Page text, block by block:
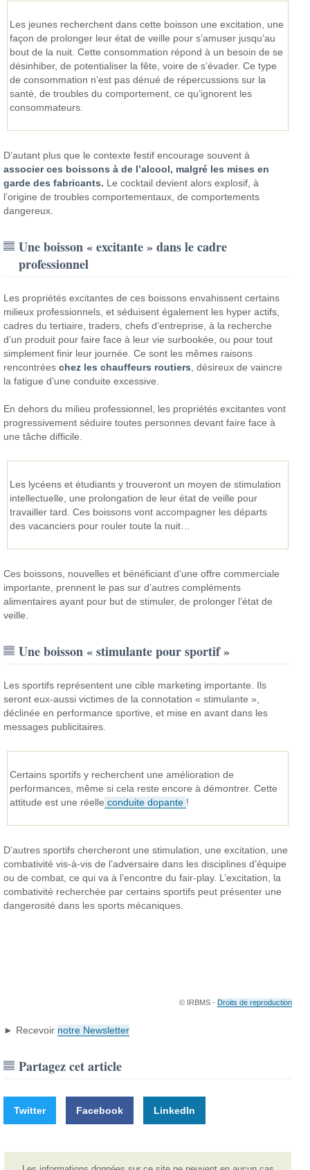
Les jeunes recherchent dans cette boisson une excitation, une
façon de prolonger leur état de veille pour s’amuser jusqu’au
bout de la nuit. Cette consommation répond à un besoin de se
désinhiber, de potentialiser la fête, voire de s’évader. Ce type
de consommation n’est pas dénué de répercussions sur la
santé, de troubles du comportement, ce qu’ignorent les
consommateurs.
D’autant plus que le contexte festif encourage souvent à
associer ces boissons à de l’alcool, malgré les mises en
garde des fabricants. Le cocktail devient alors explosif, à
l’origine de troubles comportementaux, de comportements
dangereux.
Une boisson « excitante » dans le cadre
professionnel
Les propriétés excitantes de ces boissons envahissent certains
milieux professionnels, et séduisent également les hyper actifs,
cadres du tertiaire, traders, chefs d’entreprise, à la recherche
d’un produit pour faire face à leur vie surbookée, ou pour tout
simplement finir leur journée. Ce sont les mêmes raisons
rencontrées chez les chauffeurs routiers , désireux de vaincre
la fatigue d’une conduite excessive.
En dehors du milieu professionnel, les propriétés excitantes vont
progressivement séduire toutes personnes devant faire face à
une tâche difficile.
Les lycéens et étudiants y trouveront un moyen de stimulation
intellectuelle, une prolongation de leur état de veille pour
travailler tard. Ces boissons vont accompagner les départs
des vacanciers pour rouler toute la nuit…
Ces boissons, nouvelles et bénéficiant d’une offre commerciale
importante, prennent le pas sur d’autres compléments
alimentaires ayant pour but de stimuler, de prolonger l’état de
veille.
Une boisson « stimulante pour sportif »
Les sportifs représentent une cible marketing importante. Ils
seront eux-aussi victimes de la connotation « stimulante »,
déclinée en performance sportive, et mise en avant dans les
messages publicitaires.
Certains sportifs y recherchent une amélioration de
performances, même si cela reste encore à démontrer. Cette
attitude est une réelle conduite dopante !
D’autres sportifs chercheront une stimulation, une excitation, une
combativité vis-à-vis de l’adversaire dans les disciplines d’équipe
ou de combat, ce qui va à l’encontre du fair-play. L’excitation, la
combativité recherchée par certains sportifs peut présenter une
dangerosité dans les sports mécaniques.
© IRBMS - Droits de reproduction
► Recevoir notre Newsletter
Partagez cet article
Twitter Facebook LinkedIn